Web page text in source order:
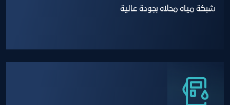
شبكة مياه محلاه بجودة عالية